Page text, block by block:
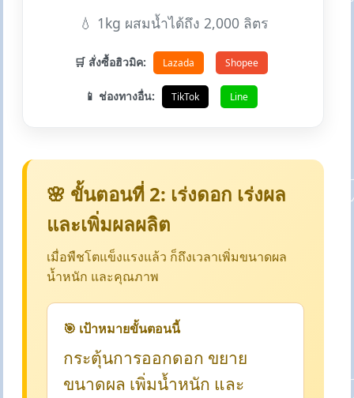
💧 1kg ผสมน้ำได้ถึง 2,000 ลิตร
🛒 สั่งซื้อฮิวมิค: Lazada Shopee
📱 ช่องทางอื่น: TikTok Line
🌸 ขั้นตอนที่ 2: เร่งดอก เร่งผล
และเพิ่มผลผลิต
เมื่อพืชโตแข็งแรงแล้ว ก็ถึงเวลาเพิ่มขนาดผล
น้ำหนัก และคุณภาพ
🎯 เป้าหมายขั้นตอนนี้
กระตุ้นการออกดอก ขยาย
ขนาดผล เพิ่มน้ำหนัก และ